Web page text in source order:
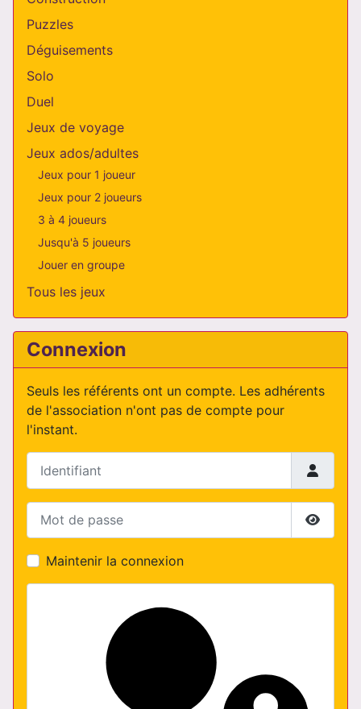
Puzzles
Déguisements
Solo
Duel
Jeux de voyage
Jeux ados/adultes
Jeux pour 1 joueur
Jeux pour 2 joueurs
3 à 4 joueurs
Jusqu'à 5 joueurs
Jouer en groupe
Tous les jeux
Connexion
Seuls les référents ont un compte. Les adhérents
de l'association n'ont pas de compte pour
l'instant.
Mot de passe
Maintenir la connexion